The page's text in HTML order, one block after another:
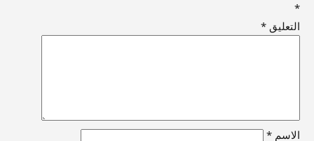
*
التعليق *
الاسم *